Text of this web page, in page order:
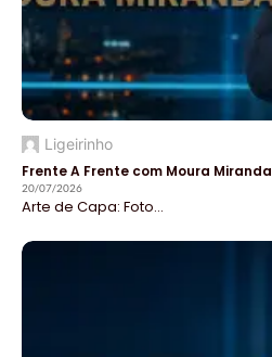
Ligeirinho
Frente A Frente com Moura Miranda
20/07/2026
Arte de Capa: Foto...